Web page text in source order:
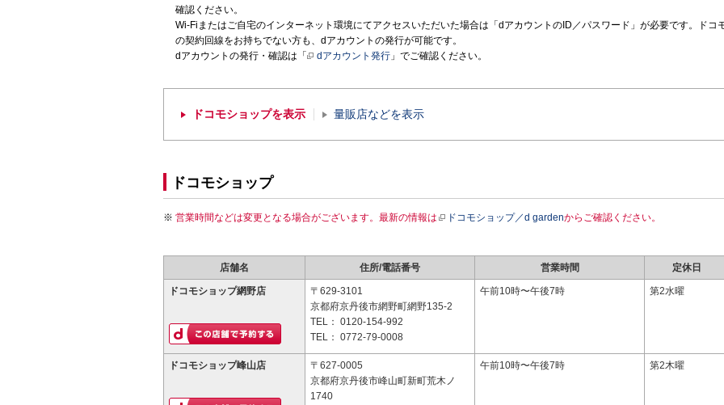
確認ください。
Wi-Fiまたはご自宅のインターネット環境にてアクセスいただいた場合は「dアカウントのID／パスワード」が必要です。ドコ
の契約回線をお持ちでない方も、dアカウントの発行が可能です。
dアカウントの発行・確認は「
dアカウント発行 」でご確認ください。
ドコモショップを表示 量販店などを表示
ドコモショップ
営業時間などは変更となる場合がございます。最新の情報は ドコモショップ／d gardenからご確認ください。
店舗名 住所/電話番号 営業時間 定休日
ドコモショップ網野店
〒629-3101
京都府京丹後市網野町網野135-2
TEL： 0120-154-992
TEL： 0772-79-0008
午前10時〜午後7時 第2水曜
ドコモショップ峰山店
〒627-0005
京都府京丹後市峰山町新町荒木ノ
1740
午前10時〜午後7時 第2木曜